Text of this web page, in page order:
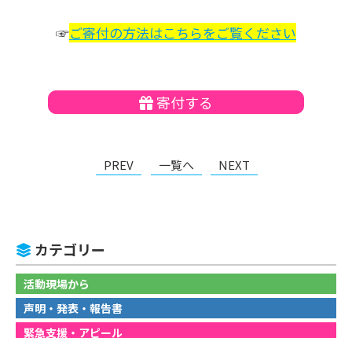
☞ご寄付の方法はこちらをご覧ください
寄付する
PREV 一覧へ NEXT
カテゴリー
活動現場から
声明・発表・報告書
緊急支援・アピール